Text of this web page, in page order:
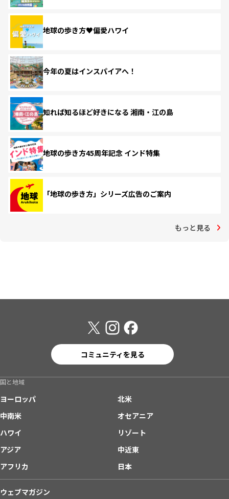
地球の歩き方♥偏愛ハワイ
今年の夏はインスパイアへ！
知れば知るほど好きになる 湘南・江の島
地球の歩き方45周年記念 インド特集
「地球の歩き方」シリーズ広告のご案内
もっと見る
コミュニティを見る
国と地域
ヨーロッパ
北米
中南米
オセアニア
ハワイ
リゾート
アジア
中近東
アフリカ
日本
ウェブマガジン